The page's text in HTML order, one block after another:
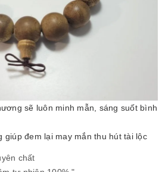
sẽ luôn minh mẫn, sáng suốt bình
giúp đem lại may mắn thu hút tài lộc
chất